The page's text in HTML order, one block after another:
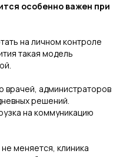
особенно важен при
на личном контроле
такая модель
врачей, администраторов
решений.
на коммуникацию
меняется, клиника